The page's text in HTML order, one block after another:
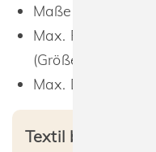
Maße: 23 x 3,5 x
Max. Fläche für
(Größe 9)
Max. Druckfläche:
Textil bedruckt